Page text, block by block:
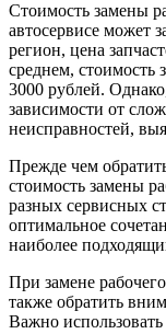
Стоимость замены
автосервисе может
регион, цена
среднем, стоимость
3000 рублей.
зависимости от
неисправностей,
Прежде чем
стоимость замены
разных сервисных
оптимальное
наиболее
При замене
также обратить
Важно